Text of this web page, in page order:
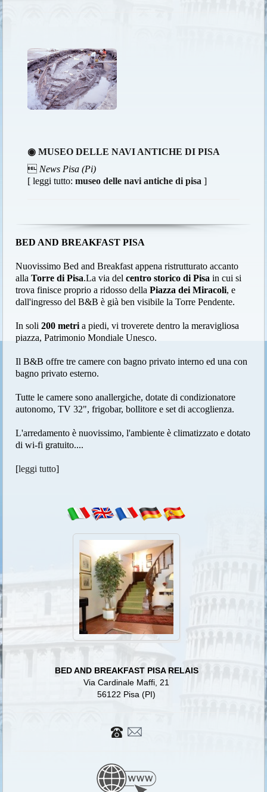
◉ MUSEO DELLE NAVI ANTICHE DI PISA
 News Pisa (Pi)
[ leggi tutto:museo delle navi antiche di pisa ]
BED AND BREAKFAST PISA
Nuovissimo Bed and Breakfast appena ristrutturato accanto
allaTorre di Pisa.La via delcentro storico di Pisa in cui si
trova finisce proprio a ridosso dellaPiazza dei Miracoli, e
dall'ingresso del B&B è già ben visibile la Torre Pendente.
In soli200 metri a piedi, vi troverete dentro la meravigliosa
piazza, Patrimonio Mondiale Unesco.
Il B&B offre tre camere con bagno privato interno ed una con
bagno privato esterno.
Tutte le camere sono anallergiche, dotate di condizionatore
autonomo, TV 32", frigobar, bollitore e set di accoglienza.
L'arredamento è nuovissimo, l'ambiente è climatizzato e dotato
di wi-fi gratuito....
[leggi tutto]
BED AND BREAKFAST PISA RELAIS
Via Cardinale Maffi, 21
56122 Pisa (PI)